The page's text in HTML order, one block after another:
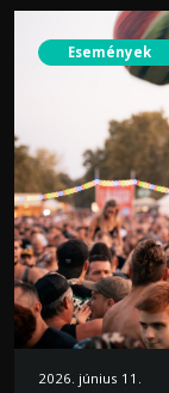
Események
2026. június 11.